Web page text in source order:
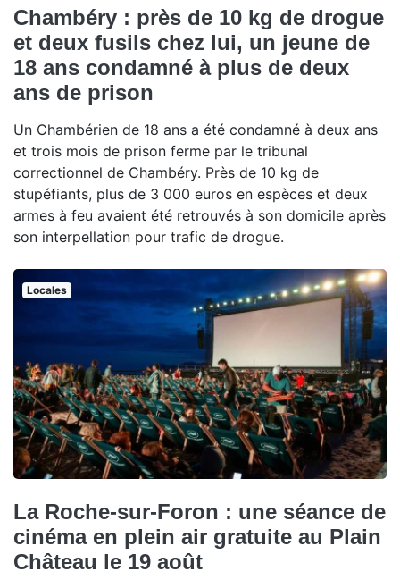
Chambéry : près de 10 kg de drogue
et deux fusils chez lui, un jeune de
18 ans condamné à plus de deux
ans de prison
Un Chambérien de 18 ans a été condamné à deux ans
et trois mois de prison ferme par le tribunal
correctionnel de Chambéry. Près de 10 kg de
stupéfiants, plus de 3 000 euros en espèces et deux
armes à feu avaient été retrouvés à son domicile après
son interpellation pour trafic de drogue.
Locales
La Roche-sur-Foron : une séance de
cinéma en plein air gratuite au Plain
Château le 19 août